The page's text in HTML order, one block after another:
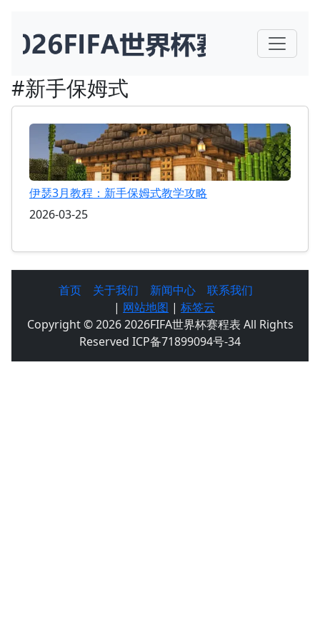
#新手保姆式
伊瑟3月教程：新手保姆式教学攻略
2026-03-25
首页 关于我们 新闻中心
联系我们
| 网站地图 | 标签云
Copyright © 2026 2026FIFA世界杯赛程表 All Rights
Reserved ICP备71899094号-34